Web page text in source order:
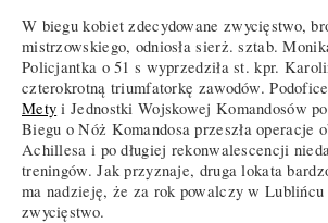
W biegu kobiet zdecydowane zwycięstwo,
mistrzowskiego, odniosła sierż. sztab.
Policjantka o 51 s wyprzedziła st. kpr.
czterokrotną triumfatorkę zawodów.
Mety i Jednostki Wojskowej Komandosów
Biegu o Nóż Komandosa przeszła operacje
Achillesa i po długiej rekonwalescencji
treningów. Jak przyznaje, druga lokata
ma nadzieję, że za rok powalczy w Lublińcu
zwycięstwo.